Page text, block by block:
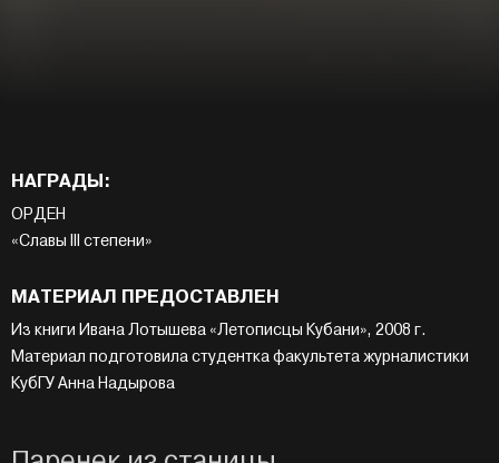
НАГРАДЫ:
ОРДЕН
«Славы III степени»
МАТЕРИАЛ ПРЕДОСТАВЛЕН
Из книги Ивана Лотышева «Летописцы Кубани», 2008 г.
Материал подготовила студентка факультета журналистики
КубГУ Анна Надырова